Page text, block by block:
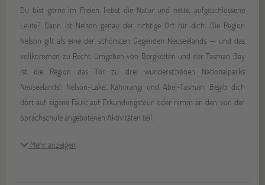
Du bist gerne im Freien, liebst die Natur und nette, aufgeschlossene
Leute? Dann ist Nelson genau der richtige Ort für dich. Die Region
Nelson gilt als eine der schönsten Gegenden Neuseelands — und das
vollkommen zu Recht. Umgeben von Bergketten und der Tasman Bay
ist die Region das Tor zu drei wunderschönen Nationalparks
Neuseelands': Nelson-Lake, Kahurangi und Abel-Tasman. Begib dich
dort auf eigene Faust auf Erkundungstour oder nimm an den von der
Sprachschule angebotenen Aktivitäten teil.
Mehr anzeigen